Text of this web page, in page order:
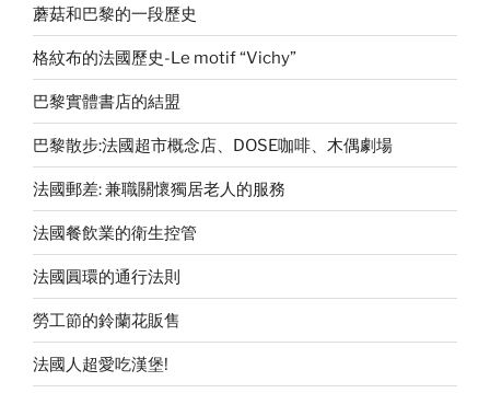
蘑菇和巴黎的一段歷史
格紋布的法國歷史-Le motif “Vichy”
巴黎實體書店的結盟
巴黎散步:法國超市概念店、DOSE咖啡、木偶劇場
法國郵差: 兼職關懷獨居老人的服務
法國餐飲業的衛生控管
法國圓環的通行法則
勞工節的鈴蘭花販售
法國人超愛吃漢堡!